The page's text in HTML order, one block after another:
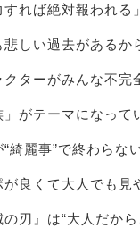
すれば絶対報われ
悲しい過去があるか
クターがみんな不完
」がテーマになって
綺麗事”で終わらな
が良くて大人でも見
の刃』は“大人だか